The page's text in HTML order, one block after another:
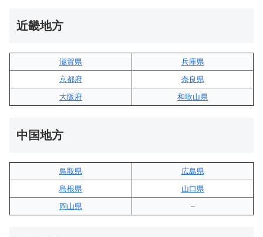
近畿地方
滋賀県
兵庫県
京都府
奈良県
大阪府
和歌山県
中国地方
鳥取県
広島県
島根県
山口県
岡山県
–